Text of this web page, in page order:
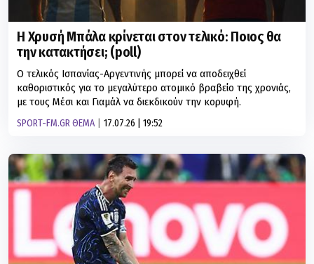
Η Χρυσή Μπάλα κρίνεται στον τελικό: Ποιος θα
την κατακτήσει; (poll)
O τελικός Ισπανίας-Αργεντινής μπορεί να αποδειχθεί
καθοριστικός για το μεγαλύτερο ατομικό βραβείο της χρονιάς,
με τους Μέσι και Γιαμάλ να διεκδικούν την κορυφή.
SPORT-FM.GR ΘΕΜΑ 17.07.26 | 19:52